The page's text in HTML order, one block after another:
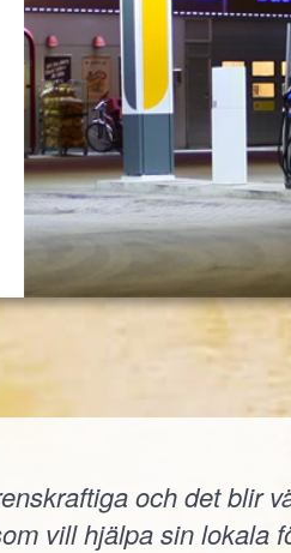
och det blir
vill hjälpa sin lokala